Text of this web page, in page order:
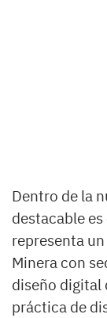
Dentro de la
destacable es
representa
Minera con
diseño digital
práctica de